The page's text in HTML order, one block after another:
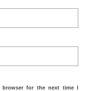
for the next time I